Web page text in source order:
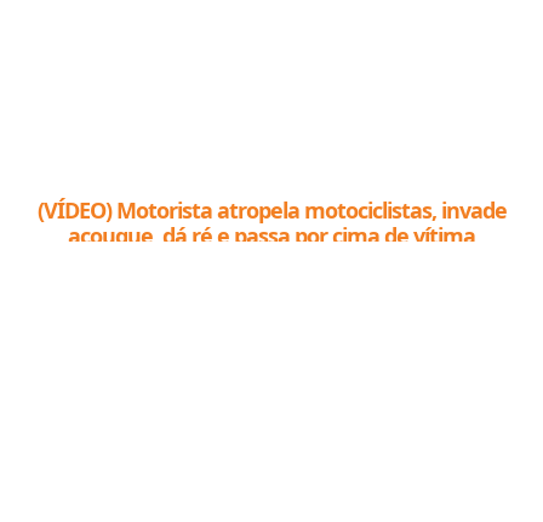
(VÍDEO) Motorista atropela motociclistas, invade
açougue, dá ré e passa por cima de vítima